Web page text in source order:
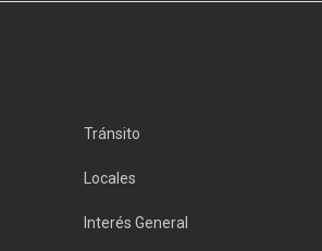
Tránsito
Locales
Interés General